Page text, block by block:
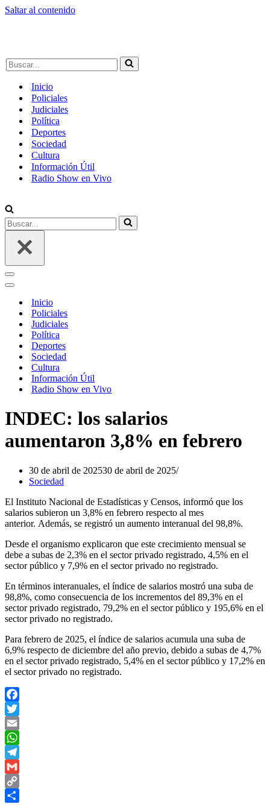
Saltar al contenido
Buscar...
Inicio
Policiales
Judiciales
Política
Deportes
Sociedad
Cultura
Información Útil
Radio Show en Vivo
Buscar...
Menú
de
Menú
navegación
Inicio
Policiales
Judiciales
Política
Deportes
Sociedad
Cultura
Información Útil
Radio Show en Vivo
INDEC: los salarios
aumentaron 3,8% en febrero
30 de abril de 202530 de abril de 2025
Sociedad
El Instituto Nacional de Estadísticas y Censos, informó que los
salarios subieron un 3,8% en febrero respecto al mes
anterior. Además, se registró un aumento interanual del 98,8%.
Desde el organismo explicaron que este crecimiento mensual se
debe a subas de 2,3% en el sector privado registrado, 4,5% en el
sector público y 7,9% en el sector privado no registrado.
En términos interanuales, el índice de salarios mostró una suba de
98,8%, como consecuencia de los incrementos del 89,3% en el
sector privado registrado, 79,2% en el sector público y 195,6% en el
sector privado no registrado.
Para febrero de 2025, el índice de salarios acumula una suba de
6,9% respecto de diciembre del año previo, debido a subas de 4,7%
en el sector privado registrado, 5,4% en el sector público y 17,2% en
el sector privado no registrado.
Facebook
Twitter
Email
WhatsApp
Telegram
Gmail
Copy